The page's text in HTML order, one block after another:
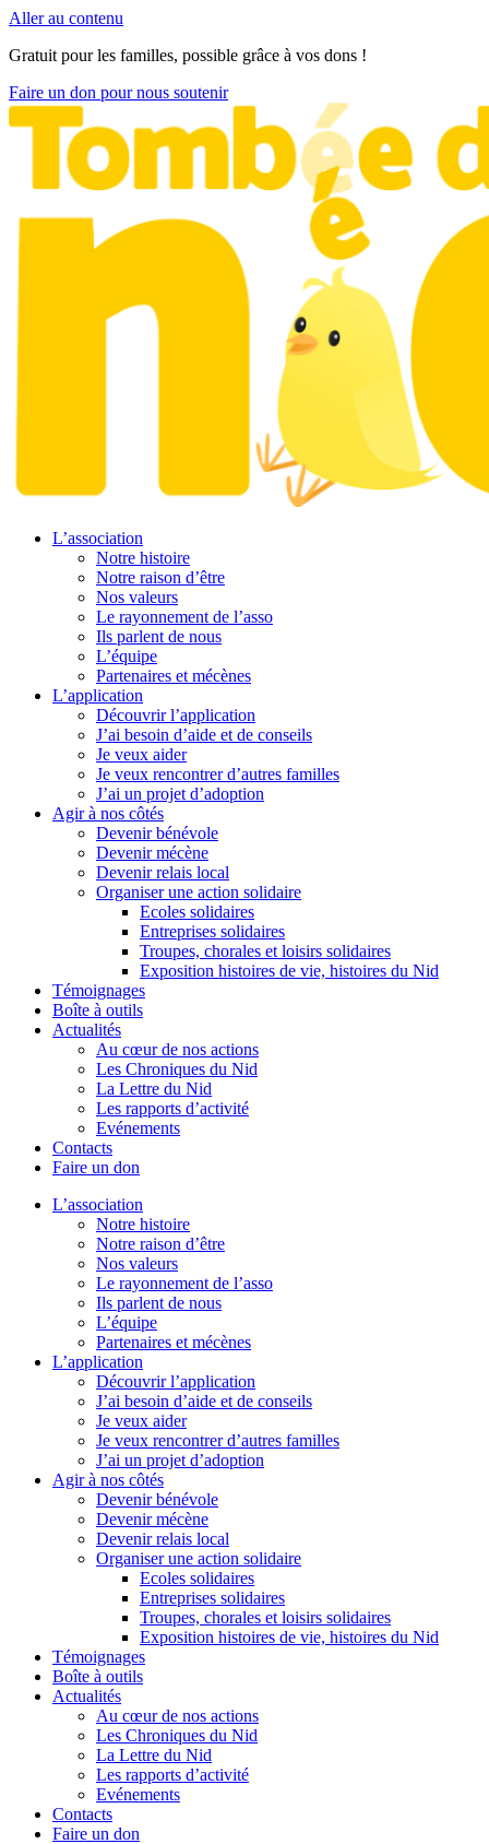
Aller au contenu
Gratuit pour les familles, possible grâce à vos dons !
Faire un don pour nous soutenir
L’association
Notre histoire
Notre raison d’être
Nos valeurs
Le rayonnement de l’asso
Ils parlent de nous
L’équipe
Partenaires et mécènes
L’application
Découvrir l’application
J’ai besoin d’aide et de conseils
Je veux aider
Je veux rencontrer d’autres familles
J’ai un projet d’adoption
Agir à nos côtés
Devenir bénévole
Devenir mécène
Devenir relais local
Organiser une action solidaire
Ecoles solidaires
Entreprises solidaires
Troupes, chorales et loisirs solidaires
Exposition histoires de vie, histoires du Nid
Témoignages
Boîte à outils
Actualités
Au cœur de nos actions
Les Chroniques du Nid
La Lettre du Nid
Les rapports d’activité
Evénements
Contacts
Faire un don
L’association
Notre histoire
Notre raison d’être
Nos valeurs
Le rayonnement de l’asso
Ils parlent de nous
L’équipe
Partenaires et mécènes
L’application
Découvrir l’application
J’ai besoin d’aide et de conseils
Je veux aider
Je veux rencontrer d’autres familles
J’ai un projet d’adoption
Agir à nos côtés
Devenir bénévole
Devenir mécène
Devenir relais local
Organiser une action solidaire
Ecoles solidaires
Entreprises solidaires
Troupes, chorales et loisirs solidaires
Exposition histoires de vie, histoires du Nid
Témoignages
Boîte à outils
Actualités
Au cœur de nos actions
Les Chroniques du Nid
La Lettre du Nid
Les rapports d’activité
Evénements
Contacts
Faire un don